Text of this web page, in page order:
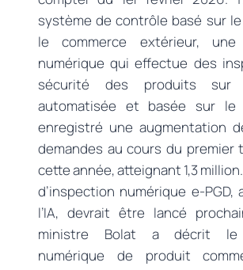
système de contrôle basé sur
le commerce extérieur, une
numérique qui effectue des
sécurité des produits sur
automatisée et basée sur
enregistré une augmentation
demandes au cours du premier
cette année, atteignant 1,3
d’inspection numérique e-PGD,
l’IA, devrait être lancé
ministre Bolat a décrit le
numérique de produit